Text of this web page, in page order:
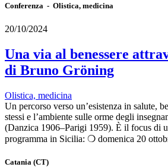
Conferenza - Olistica, medicina
20/10/2024
Una via al benessere
di Bruno Gröning
Olistica, medicina
Un percorso verso un’esistenza in salute,
stessi e l’ambiente sulle orme degli
(Danzica 1906–Parigi 1959). È il focus di
programma in Sicilia: ❍ domenica 20
Catania (CT)